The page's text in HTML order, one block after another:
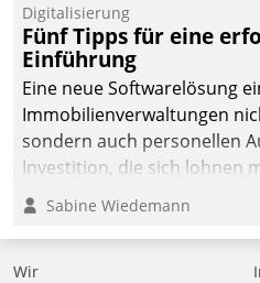
Digitalisierung
Fünf Tipps für eine
Einführung
Eine neue Softwarelösung
Immobilienverwaltungen
sondern auch personellen
Investition, die sich lohnen
nachhaltige Optimierung
dieses Ziel erreicht wird,
befolgt werden.
Sabine Wiedemann
Wir